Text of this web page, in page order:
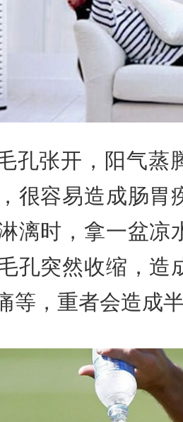
孔张开，阳气蒸
很容易造成肠胃
漓时，拿一盆凉
孔突然收缩，造
等，重者会造成